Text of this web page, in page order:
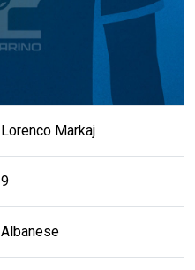
Lorenco Markaj
9
Albanese